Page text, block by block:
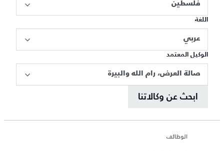
فلسطين
اللغة
عربي
الوكيل المعتمد
صالة العرض، رام الله والبيرة
ابحث عن وكالاتنا
الوظائف